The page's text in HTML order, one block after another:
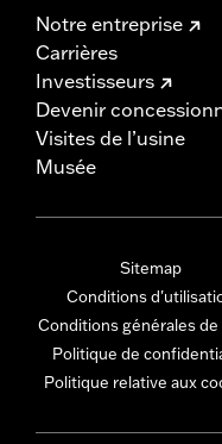
Notre entreprise
Carrières
Investisseurs
Devenir
Visites de l’usine
Musée
Sitemap
Conditions
Conditions générales de
Politique de
Politique relative aux